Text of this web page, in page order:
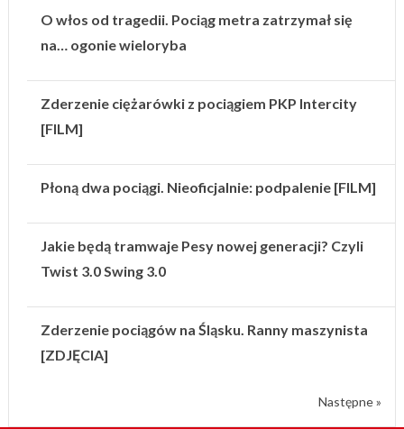
O włos od tragedii. Pociąg metra zatrzymał się
na… ogonie wieloryba
Zderzenie ciężarówki z pociągiem PKP Intercity
[FILM]
Płoną dwa pociągi. Nieoficjalnie: podpalenie [FILM]
Jakie będą tramwaje Pesy nowej generacji? Czyli
Twist 3.0 Swing 3.0
Zderzenie pociągów na Śląsku. Ranny maszynista
[ZDJĘCIA]
Następne »